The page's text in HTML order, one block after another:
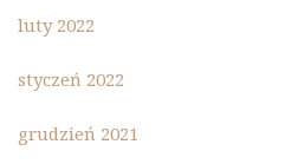
luty 2022
styczeń 2022
grudzień 2021